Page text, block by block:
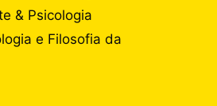
& Psicologia
e Filosofia da